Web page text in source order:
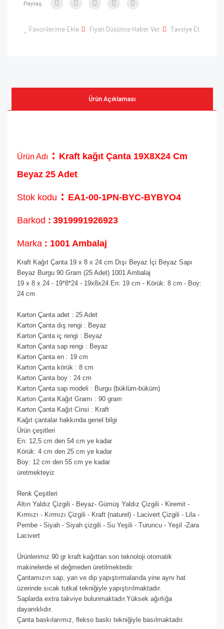
Paylaş:
Favorilerime Ekle Fiyatı Düşünce Haber Ver Tavsiye Et
Ürün Açıklaması
Ürün Adı : Kraft kağıt Çanta 19X8X24 Cm
Beyaz 25 Adet
Stok kodu : EA1-00-1PN-BYC-BYBYO4
Barkod : 3919991926923
Marka : 1001 Ambalaj
Kraft Kağıt Çanta 19 x 8 x 24 cm Dışı Beyaz İçi Beyaz Sapı
Beyaz Burgu 90 Gram (25 Adet) 1001 Ambalaj
19 x 8 x 24 - 19*8*24 - 19x8x24 En: 19 cm - Körük: 8 cm - Boy:
24 cm
Karton Çanta adet : 25 Adet
Karton Çanta dış rengi : Beyaz
Karton Çanta iç rengi : Beyaz
Karton Çanta sap rengi : Beyaz
Karton Çanta en : 19 cm
Karton Çanta körük : 8 cm
Karton Çanta boy : 24 cm
Karton Çanta sap modeli : Burgu (büklüm-büküm)
Karton Çanta Kağıt Gramı : 90 gram
Karton Çanta Kağıt Cinsi : Kraft
Kağıt çantalar hakkında genel bilgi
Ürün çeşitleri
En: 12,5 cm den 54 cm ye kadar
Körük: 4 cm den 25 cm ye kadar
Boy: 12 cm den 55 cm ye kadar
üretmekteyiz
Renk Çeşitleri
Altın Yaldız Çizgili - Beyaz- Gümüş Yaldız Çizgili - Kiremit -
Kırmızı - Kırmızı Çizgili - Kraft (naturel) - Lacivert Çizgili - Lila -
Pembe - Siyah - Siyah çizgili - Su Yeşili - Turuncu - Yeşil -Zara
Lacivert
Ürünlerimiz 90 gr kraft kağıttan son teknoloji otomatik
makinelerde el değmeden üretilmektedir.
Çantamızın sap, yan ve dip yapıştırmalarıda yine aynı hat
üzerinde sıcak tutkal tekniğiyle yapıştırılmaktadır.
Saplarda extra takviye bulunmaktadır.Yüksek ağırlığa
dayanıklıdır.
Çanta baskılarımız, flekso baskı tekniğiyle basılmaktadır.